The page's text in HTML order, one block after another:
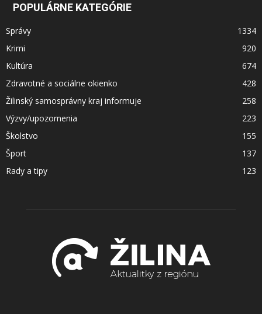
POPULÁRNE KATEGÓRIE
Správy
1334
Krimi
920
Kultúra
674
Zdravotné a sociálne okienko
428
Žilinský samosprávny kraj informuje
258
Výzvy/upozornenia
223
Školstvo
155
Šport
137
Rady a tipy
123